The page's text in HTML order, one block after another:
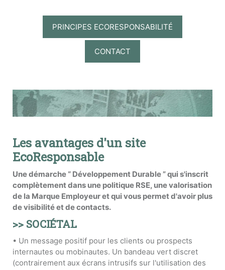
PRINCIPES ECORESPONSABILITÉ
CONTACT
Les avantages d'un site
EcoResponsable
Une démarche “ Développement Durable ” qui s'inscrit
complètement dans une politique RSE, une valorisation
de la Marque Employeur et qui vous permet d'avoir plus
de visibilité et de contacts.
>> SOCIÉTAL
• Un message positif pour les clients ou prospects
internautes ou mobinautes. Un bandeau vert discret
(contrairement aux écrans intrusifs sur l'utilisation des